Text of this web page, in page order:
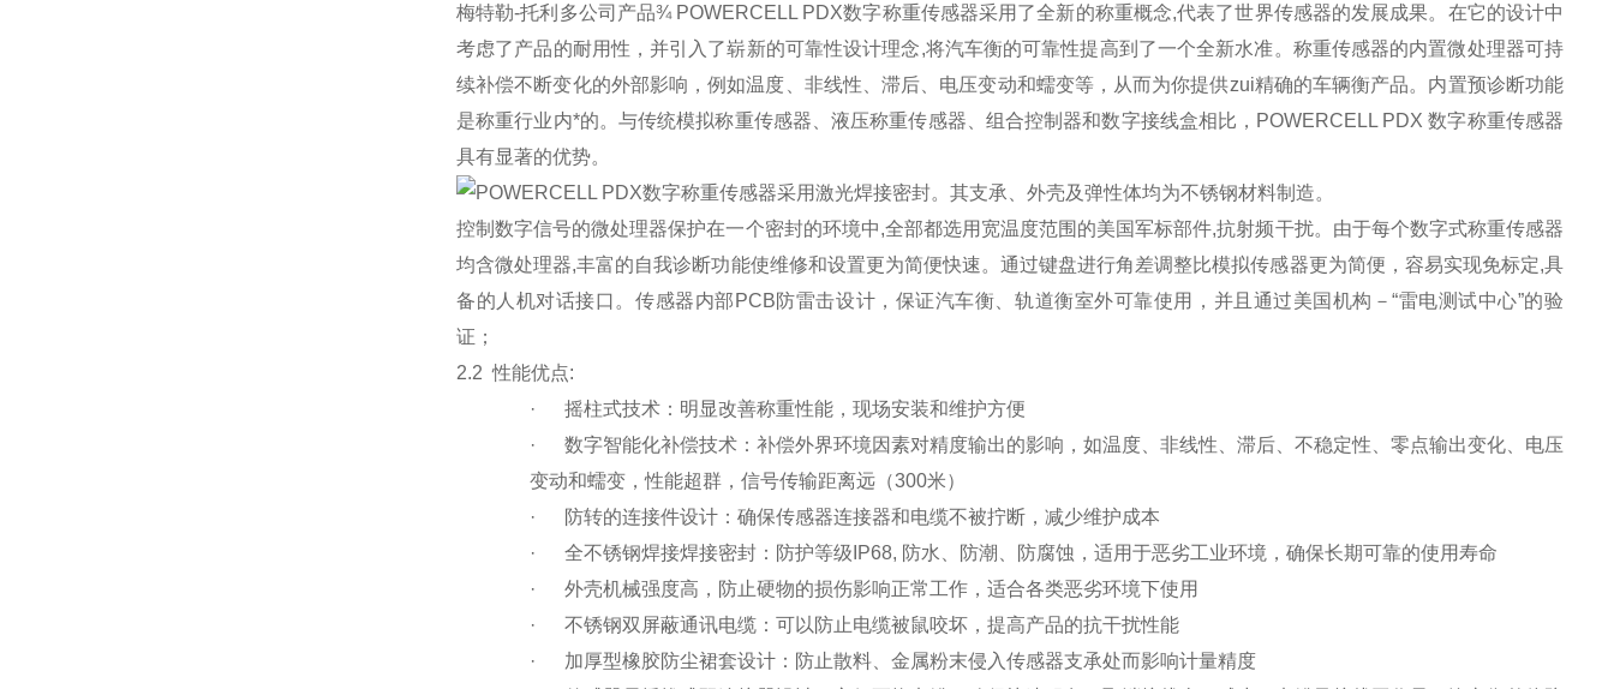
梅特勒-托利多公司产品¾POWERCELL PDX数字称重传感器采用了全新的称重概念,代表了世界传感器的发展成果。在它的设计中
考虑了产品的耐用性，并引入了崭新的可靠性设计理念,将汽车衡的可靠性提高到了一个全新水准。称重传感器的内置微处理器可持
续补偿不断变化的外部影响，例如温度、非线性、滞后、电压变动和蠕变等，从而为你提供zui精确的车辆衡产品。内置预诊断功能
是称重行业内*的。与传统模拟称重传感器、液压称重传感器、组合控制器和数字接线盒相比，POWERCELL PDX 数字称重传感器
具有显著的优势。
POWERCELL PDX数字称重传感器采用激光焊接密封。其支承、外壳及弹性体均为不锈钢材料制造。
控制数字信号的微处理器保护在一个密封的环境中,全部都选用宽温度范围的美国军标部件,抗射频干扰。由于每个数字式称重传感器
均含微处理器,丰富的自我诊断功能使维修和设置更为简便快速。通过键盘进行角差调整比模拟传感器更为简便，容易实现免标定,具
备的人机对话接口。传感器内部PCB防雷击设计，保证汽车衡、轨道衡室外可靠使用，并且通过美国机构－“雷电测试中心”的验
证；
2.2 性能优点:
· 摇柱式技术：明显改善称重性能，现场安装和维护方便
· 数字智能化补偿技术：补偿外界环境因素对精度输出的影响，如温度、非线性、滞后、不稳定性、零点输出变化、电压
变动和蠕变，性能超群，信号传输距离远（300米）
·
防转的连接件设计：确保传感器连接器和电缆不被拧断，减少维护成本
· 全不锈钢焊接焊接密封：防护等级IP68, 防水、防潮、防腐蚀，适用于恶劣工业环境，确保长期可靠的使用寿命
· 外壳机械强度高，防止硬物的损伤影响正常工作，适合各类恶劣环境下使用
· 不锈钢双屏蔽通讯电缆：可以防止电缆被鼠咬坏，提高产品的抗干扰性能
· 加厚型橡胶防尘裙套设计：防止散料、金属粉末侵入传感器支承处而影响计量精度